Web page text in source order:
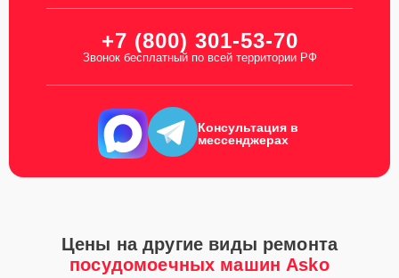
+7 (800) 301-53-70
Звонок бесплатный по всей территории РФ
Консультация в
мессенджерах
Цены на другие виды ремонта
посудомоечных машин Asko